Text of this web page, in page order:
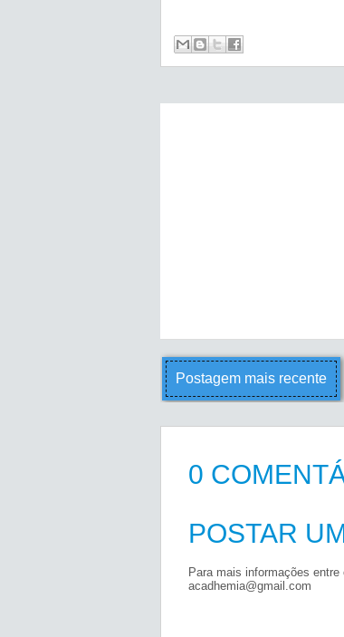
Postagem mais recente
0
POSTAR
Para mais informações entre
acadhemia@gmail.com